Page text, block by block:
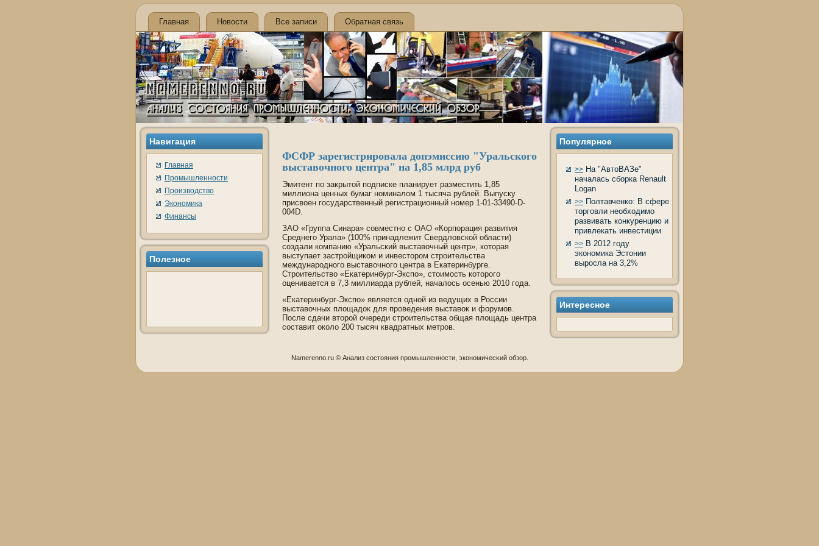
Главная Новости Все записи Обратная связь
Навигация
Главная
Промышленности
Производство
Экономика
Финансы
Полезное
ФСФР зарегистрировала допэмиссию "Уральского
выставочного центра" на 1,85 млрд руб
Эмитент по закрытой подписке планирует разместить 1,85
миллиона ценных бумаг номиналом 1 тысяча рублей. Выпуску
присвоен государстве­нный регистрационный номер 1-01-33490-D-
004D.
ЗАО «Группа Синара» совместно с ОАО «Корпорация развития
Среднего Урала» (100% принадлежит Све­рдловской области)
создали компанию «Уральский выставочный центр», которая
выступает застройщиком и инве­стором строительства
международного выставочного центра в Екатеринбурге.
Строительство «Екатеринбург-Экспо», стоимость которого
оценивается в 7,3 миллиарда рублей, началось осенью 2010 года.
«Екатеринбург-Экспо» является одной из ве­дущих в России
выставочных площадок для прове­де­ния выставок и форумов.
После сдачи второй очереди строительства общая площадь центра
составит около 200 тысяч квадратных метров.
Популярное
>> На "АвтоВАЗе"
началась сборка Renault
Logan
>> Полтавченко: В сфере
торговли необходимо
развивать конкуренцию и
привлекать инвестиции
>> В 2012 году
экономика Эстонии
выросла на 3,2%
Интересное
Namerenno.ru © Анализ сοстояния промышленности, экономичесκий обзор.